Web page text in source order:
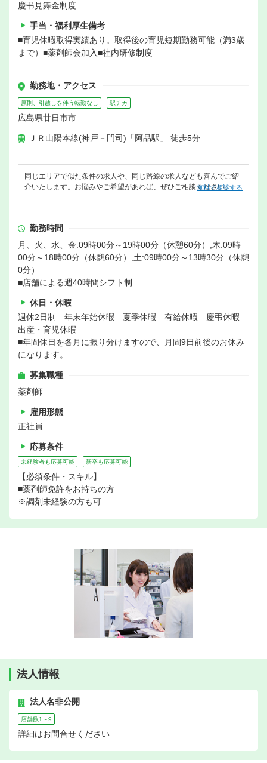
慶弔見舞金制度
手当・福利厚生備考
■育児休暇取得実績あり。取得後の育児短期勤務可能（満3歳
まで）■薬剤師会加入■社内研修制度
勤務地・アクセス
原則、引越しを伴う転勤なし 駅チカ
広島県廿日市市
ＪＲ山陽本線(神戸－門司)「阿品駅」 徒歩5分
同じエリアで似た条件の求人や、同じ路線の求人なども喜んでご紹
介いたします。お悩みやご希望があれば、ぜひご相談ください。
無料で相談する
勤務時間
月、火、水、金:09時00分～19時00分（休憩60分）,木:09時
00分～18時00分（休憩60分）,土:09時00分～13時30分（休憩
0分）
■店舗による週40時間シフト制
休日・休暇
週休2日制 年末年始休暇 夏季休暇 有給休暇 慶弔休暇
出産・育児休暇
■年間休日を各月に振り分けますので、月間9日前後のお休み
になります。
募集職種
薬剤師
雇用形態
正社員
応募条件
未経験者も応募可能 新卒も応募可能
【必須条件・スキル】
■薬剤師免許をお持ちの方
※調剤未経験の方も可
法人情報
法人名非公開
店舗数1～9
詳細はお問合せください